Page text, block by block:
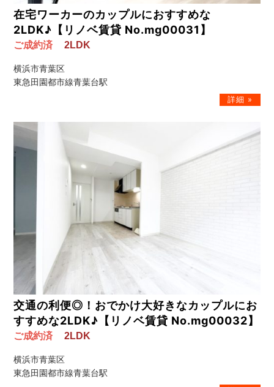
在宅ワーカーのカップルにおすすめな
2LDK♪【リノベ賃貸 No.mg00031】
ご成約済 2LDK
横浜市青葉区
東急田園都市線青葉台駅
交通の利便◎！おでかけ大好きなカップルにお
すすめな2LDK♪【リノベ賃貸 No.mg00032】
ご成約済 2LDK
横浜市青葉区
東急田園都市線青葉台駅